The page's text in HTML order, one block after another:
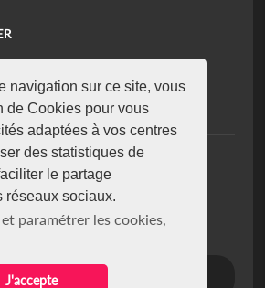
navigation sur ce site, vous
de Cookies pour vous
adaptées à vos centres
des statistiques de
le partage
réseaux sociaux.
paramétrer les cookies,
J'accepte
52 93
newsletter